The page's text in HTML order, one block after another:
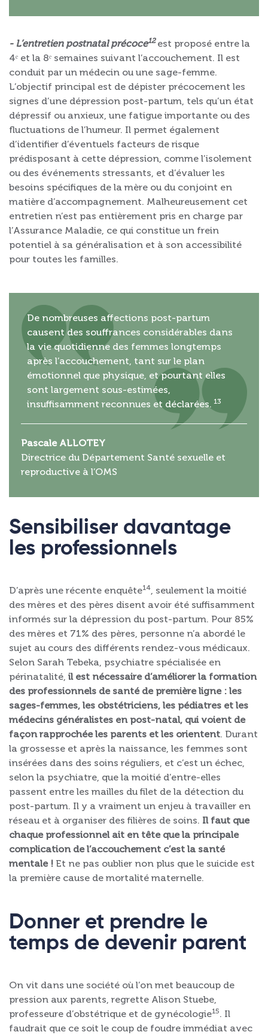
- L’entretien postnatal précoce12 est proposé entre la
4ᵉ et la 8ᵉ semaines suivant l’accouchement. Il est
conduit par un médecin ou une sage-femme.
L’objectif principal est de dépister précocement les
signes d’une dépression post-partum, tels qu’un état
dépressif ou anxieux, une fatigue importante ou des
fluctuations de l’humeur. Il permet également
d’identifier d’éventuels facteurs de risque
prédisposant à cette dépression, comme l’isolement
ou des événements stressants, et d’évaluer les
besoins spécifiques de la mère ou du conjoint en
matière d’accompagnement. Malheureusement cet
entretien n’est pas entièrement pris en charge par
l’Assurance Maladie, ce qui constitue un frein
potentiel à sa généralisation et à son accessibilité
pour toutes les familles.
De nombreuses affections post-partum
causent des souffrances considérables dans
la vie quotidienne des femmes longtemps
après l’accouchement, tant sur le plan
émotionnel que physique, et pourtant elles
sont largement sous-estimées,
insuffisamment reconnues et déclarées. 13
Pascale ALLOTEY
Directrice du Département Santé sexuelle et
reproductive à l’OMS
Sensibiliser davantage
les professionnels
D’après une récente enquête14
, seulement la moitié
des mères et des pères disent avoir été suffisamment
informés sur la dépression du post-partum. Pour 85%
des mères et 71% des pères, personne n’a abordé le
sujet au cours des différents rendez-vous médicaux.
Selon Sarah Tebeka, psychiatre spécialisée en
périnatalité, il est nécessaire d’améliorer la formation
des professionnels de santé de première ligne : les
sages-femmes, les obstétriciens, les pédiatres et les
médecins généralistes en post-natal, qui voient de
façon rapprochée les parents et les orientent. Durant
la grossesse et après la naissance, les femmes sont
insérées dans des soins réguliers, et c’est un échec,
selon la psychiatre, que la moitié d’entre-elles
passent entre les mailles du filet de la détection du
post-partum. Il y a vraiment un enjeu à travailler en
réseau et à organiser des filières de soins. Il faut que
chaque professionnel ait en tête que la principale
complication de l’accouchement c’est la santé
mentale ! Et ne pas oublier non plus que le suicide est
la première cause de mortalité maternelle.
Donner et prendre le
temps de devenir parent
On vit dans une société où l’on met beaucoup de
pression aux parents, regrette Alison Stuebe,
professeure d’obstétrique et de gynécologie15. Il
faudrait que ce soit le coup de foudre immédiat avec